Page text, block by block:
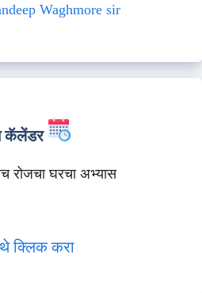
Waghmore sir
कॅलेंडर
रोजचा घरचा अभ्यास
क्लिक करा